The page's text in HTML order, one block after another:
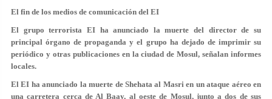
El fin de los medios de comunicación del EI
El grupo terrorista EI ha anunciado la muerte del director de su
principal órgano de propaganda y el grupo ha dejado de imprimir su
periódico y otras publicaciones en la ciudad de Mosul, señalan informes
locales.
El EI ha anunciado la muerte de Shehata al Masri en un ataque aéreo en
una carretera cerca de Al Baay, al oeste de Mosul, junto a dos de sus